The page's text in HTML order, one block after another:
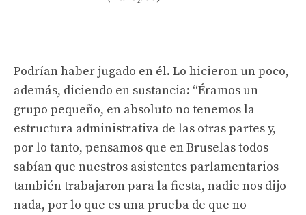
Podrían haber jugado en él. Lo hicieron un poco,
además, diciendo en sustancia: “Éramos un
grupo pequeño, en absoluto no tenemos la
estructura administrativa de las otras partes y,
por lo tanto, pensamos que en Bruselas todos
sabían que nuestros asistentes parlamentarios
también trabajaron para la fiesta, nadie nos dijo
nada, por lo que es una prueba de que no